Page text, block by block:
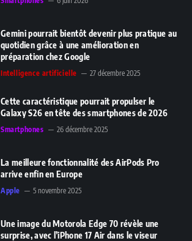
Gemini pourrait bientôt devenir plus pratique au
quotidien grâce à une amélioration en
préparation chez Google
Intelligence artificielle 27 décembre 2025
Cette caractéristique pourrait propulser le
Galaxy S26 en tête des smartphones de 2026
Smartphones 26 décembre 2025
La meilleure fonctionnalité des AirPods Pro
arrive enfin en Europe
Apple 5 novembre 2025
Une image du Motorola Edge 70 révèle une
surprise, avec l’iPhone 17 Air dans le viseur